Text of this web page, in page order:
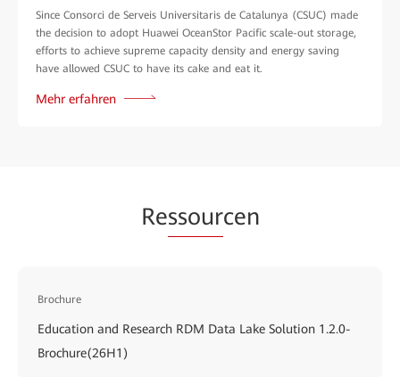
Since Consorci de Serveis Universitaris de Catalunya (CSUC) made
the decision to adopt Huawei OceanStor Pacific scale-out storage,
efforts to achieve supreme capacity density and energy saving
have allowed CSUC to have its cake and eat it.
Mehr erfahren
Ressourcen
Brochure
Education and Research RDM Data Lake Solution 1.2.0-
Brochure(26H1)